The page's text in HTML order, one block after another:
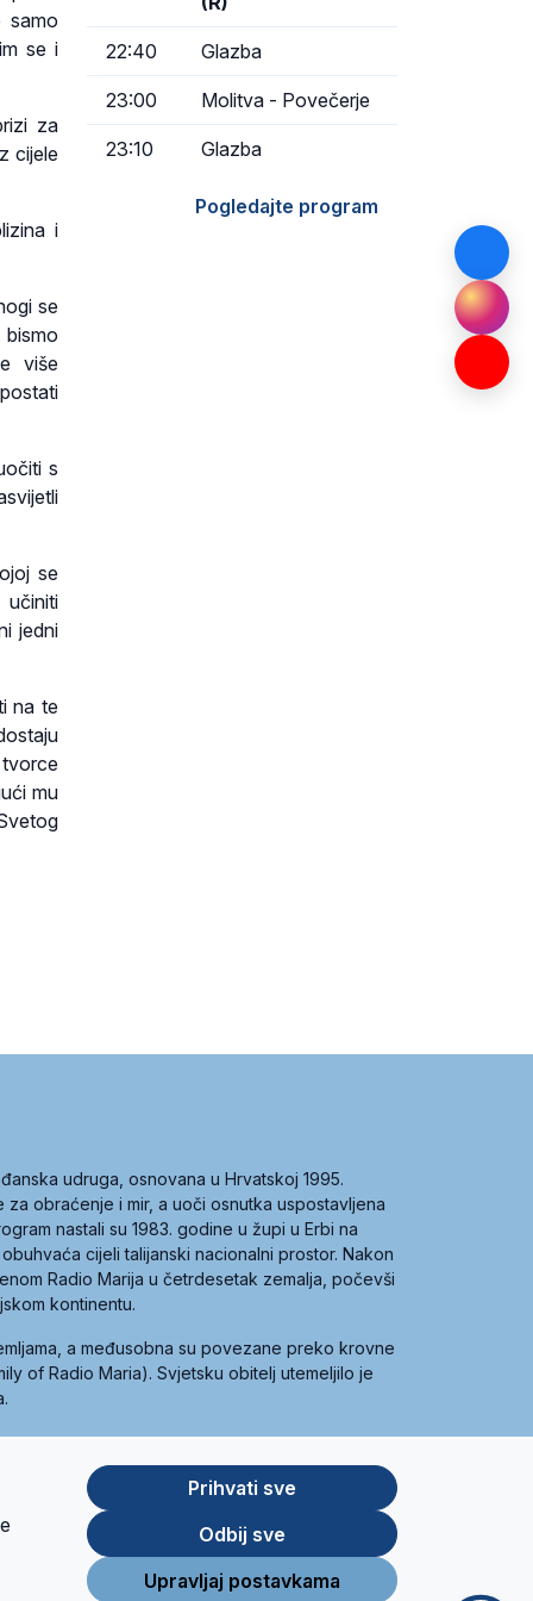
samo
se i
za
cijele
i
se
više
s
se
jedni
na te
mu
22:40 Glazba
23:00 Molitva - Povečerje
23:10 Glazba
Pogledajte program
udruga, osnovana u Hrvatskoj 1995.
obraćenje i mir, a uoči osnutka uspostavljena
nastali su 1983. godine u župi u Erbi na
cijeli talijanski nacionalni prostor. Nakon
Radio Marija u četrdesetak zemalja, počevši
kontinentu.
a međusobna su povezane preko krovne
of Radio Maria). Svjetsku obitelj utemeljilo je
Store
Prihvati sve
Odbij sve
Upravljaj postavkama